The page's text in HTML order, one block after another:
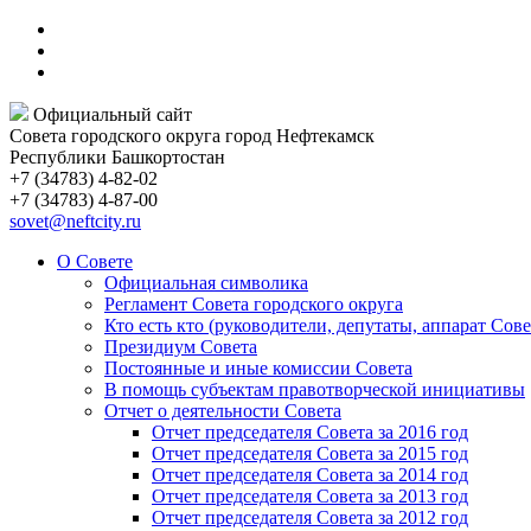
Официальный сайт
Совета городского округа город Нефтекамск
Республики Башкортостан
+7 (34783) 4-82-02
+7 (34783) 4-87-00
sovet@neftcity.ru
О Совете
Официальная символика
Регламент Совета городского округа
Кто есть кто (руководители, депутаты, аппарат
Президиум Совета
Постоянные и иные комиссии Совета
В помощь субъектам правотворческой инициативы
Отчет о деятельности Совета
Отчет председателя Совета за 2016 год
Отчет председателя Совета за 2015 год
Отчет председателя Совета за 2014 год
Отчет председателя Совета за 2013 год
Отчет председателя Совета за 2012 год